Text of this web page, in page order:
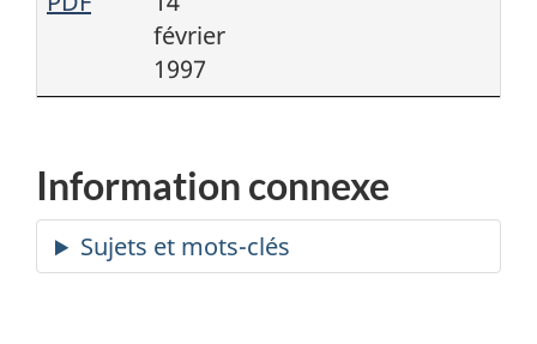
février
1997
Information connexe